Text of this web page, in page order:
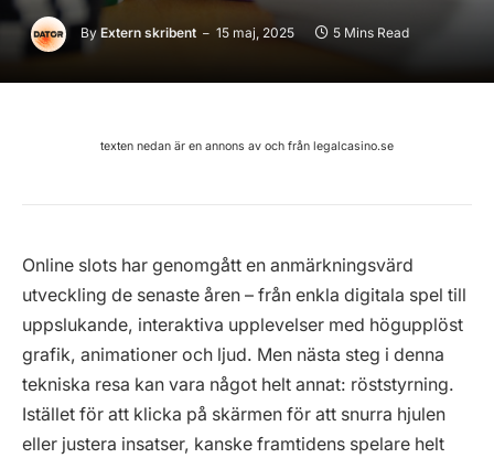
By Extern skribent 15 maj, 2025 5 Mins Read
texten nedan är en annons av och från legalcasino.se
Online slots har genomgått en anmärkningsvärd
utveckling de senaste åren – från enkla digitala spel till
uppslukande, interaktiva upplevelser med högupplöst
grafik, animationer och ljud. Men nästa steg i denna
tekniska resa kan vara något helt annat: röststyrning.
Istället för att klicka på skärmen för att snurra hjulen
eller justera insatser, kanske framtidens spelare helt